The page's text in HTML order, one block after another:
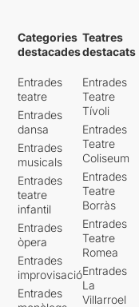
Categories
destacades
Entrades
teatre
Entrades
dansa
Entrades
musicals
Entrades
teatre
infantil
Entrades
òpera
Entrades
improvisació
Entrades
Teatres
destacats
Entrades
Teatre
Tívoli
Entrades
Teatre
Coliseum
Entrades
Teatre
Borràs
Entrades
Teatre
Romea
Entrades
La
Villarroel